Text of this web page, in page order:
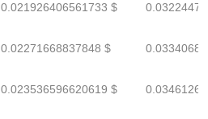
0.021926406561733 $
0.02271668837848 $
0.023536596620619 $